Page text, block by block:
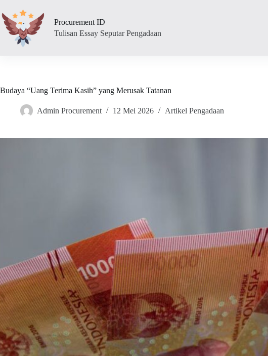
to
content
Procurement ID
Tulisan Essay Seputar Pengadaan
Budaya “Uang Terima Kasih” yang Merusak Tatanan
Admin Procurement 12 Mei 2026 Artikel Pengadaan